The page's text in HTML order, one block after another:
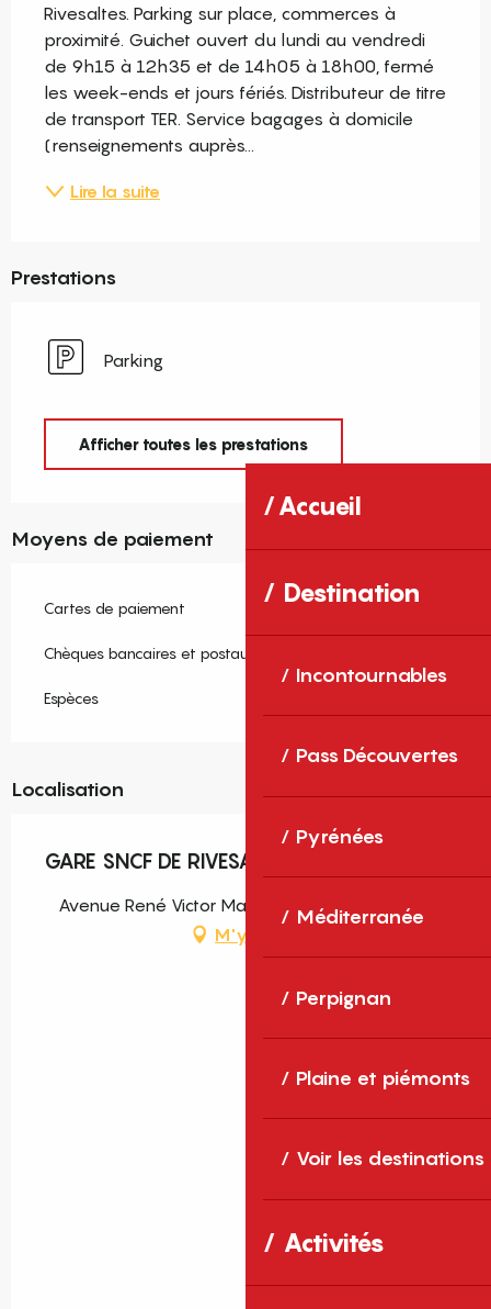
Accueil
Destination
Incontournables
Pass Découvertes
Pyrénées
Méditerranée
Perpignan
Plaine et piémonts
Voir les destinations
Activités
Rivesaltes. Parking sur place, commerces à
proximité. Guichet ouvert du lundi au vendredi
de 9h15 à 12h35 et de 14h05 à 18h00, fermé
les week-ends et jours fériés. Distributeur de titre
de transport TER. Service bagages à domicile
(renseignements auprès...
Lire la suite
Prestations
Parking
Afficher toutes les prestations
Moyens de paiement
Cartes de paiement
Chèques bancaires et postaux
Espèces
Localisation
GARE SNCF DE RIVESALTES
Avenue René Victor Manaut, 66600 Rivesaltes
M'y rendre